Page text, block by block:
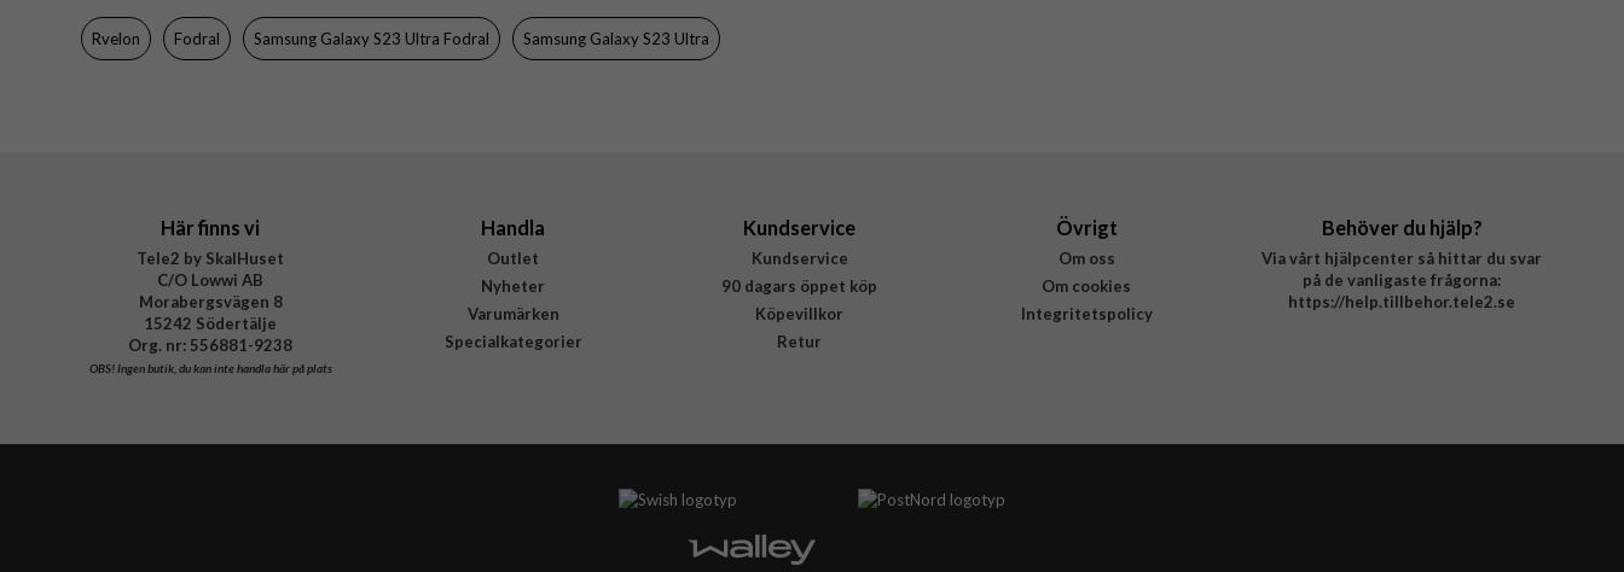
Färg
Material
Rvelon Fodral Samsung Galaxy S23 Ultra Fodral Samsung Galaxy S23 Ultra
Här finns vi
Tele2 by SkalHuset
C/O Lowwi AB
Morabergsvägen 8
15242 Södertälje
Org. nr: 556881-9238
OBS!Ingen butik, du kan inte handla här på plats
Handla
Outlet
Nyheter
Varumärken
Specialkategorier
Kundservice
Kundservice
90 dagars öppet köp
Köpevillkor
Retur
Övrigt
Om oss
Om cookies
Integritetspolicy
Behöver du hjälp?
Via vårt hjälpcenter så hittar du svar
på de vanligaste frågorna:
https://help.tillbehor.tele2.se